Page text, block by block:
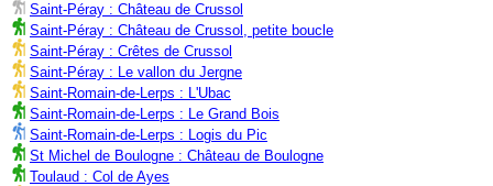
Saint-Péray : Château de Crussol
Saint-Péray : Château de Crussol, petite boucle
Saint-Péray : Crêtes de Crussol
Saint-Péray : Le vallon du Jergne
Saint-Romain-de-Lerps : L'Ubac
Saint-Romain-de-Lerps : Le Grand Bois
Saint-Romain-de-Lerps : Logis du Pic
St Michel de Boulogne : Château de Boulogne
Toulaud : Col de Ayes